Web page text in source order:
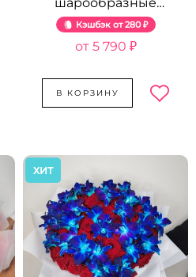
хризантемы от 9 шт.
Кэшбэк 280 ₽
5 790 ₽
В КОРЗИНУ
ХИТ